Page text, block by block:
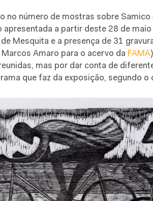
no número de mostras sobre
apresentada a partir deste 28 de
Mesquita e a presença de 31
Marcos Amaro para o acervo da FAMA
mas por dar conta de
que faz da exposição, segundo o